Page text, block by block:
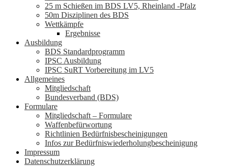
25 m Schießen im BDS LV5, Rheinland -Pfalz
50m Disziplinen des BDS
Wettkämpfe
Ergebnisse
Ausbildung
BDS Standardprogramm
IPSC Ausbildung
IPSC SuRT Vorbereitung im LV5
Allgemeines
Mitgliedschaft
Bundesverband (BDS)
Formulare
Mitgliedschaft – Formulare
Waffenbefürwortung
Richtlinien Bedürfnisbescheinigungen
Infos zur Bedürfniswiederholungbescheinigung
Impressum
Datenschutzerklärung